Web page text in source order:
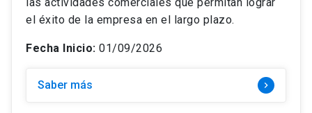
el éxito de la empresa en el largo plazo.
Fecha Inicio: 01/09/2026
Saber más keyboard_arrow_right